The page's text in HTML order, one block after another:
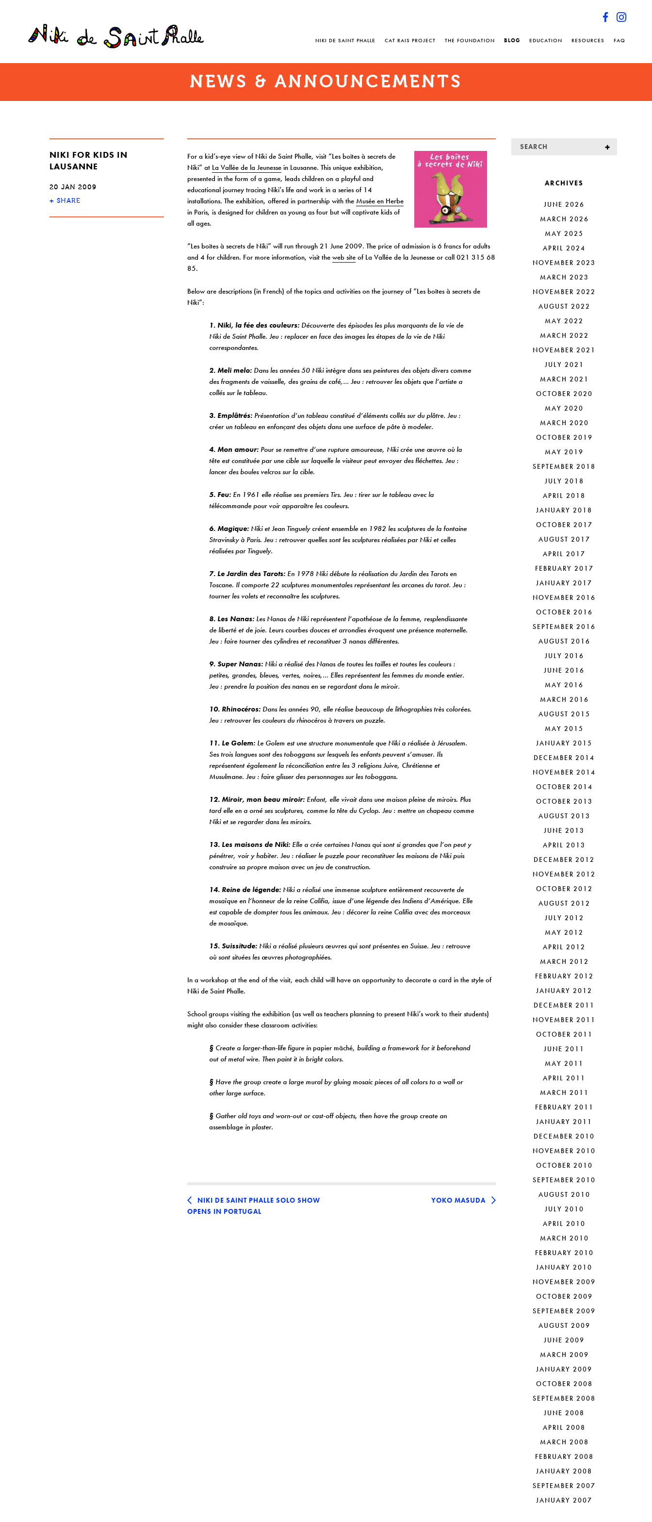
NIKI DE SAINT PHALLE CAT RAIS PROJECT THE FOUNDATION BLOG EDUCATION RESOURCES FAQ
NEWS & ANNOUNCEMENTS
NIKI FOR KIDS IN
LAUSANNE
20 JAN 2009
+ SHARE
For a kid’s-eye view of Niki de Saint Phalle, visit “Les boîtes à secrets de
Niki” at La Vallée de la Jeunesse in Lausanne. This unique exhibition,
presented in the form of a game, leads children on a playful and
educational journey tracing Niki’s life and work in a series of 14
installations. The exhibition, offered in partnership with the Musée en Herbe
in Paris, is designed for children as young as four but will captivate kids of
all ages.
“Les boîtes à secrets de Niki” will run through 21 June 2009. The price of admission is 6 francs for adults
and 4 for children. For more information, visit theweb site of La Vallée de la Jeunesse or call 021 315 68
85.
Below are descriptions (in French) of the topics and activities on the journey of “Les boîtes à secrets de
Niki”:
1. Niki, la fée des couleurs: Découverte des épisodes les plus marquants de la vie de
Niki de Saint Phalle. Jeu : replacer en face des images les étapes de la vie de Niki
correspondantes.
2. Meli melo: Dans les années 50 Niki intègre dans ses peintures des objets divers comme
des fragments de vaisselle, des grains de café,… Jeu : retrouver les objets que l’artiste a
collés sur le tableau.
3. Emplâtrés: Présentation d’un tableau constitué d’éléments collés sur du plâtre. Jeu :
créer un tableau en enfonçant des objets dans une surface de pâte à modeler.
4. Mon amour: Pour se remettre d’une rupture amoureuse, Niki crée une œuvre où la
tête est constituée par une cible sur laquelle le visiteur peut envoyer des fléchettes. Jeu :
lancer des boules velcros sur la cible.
5. Feu: En 1961 elle réalise ses premiers Tirs. Jeu : tirer sur le tableau avec la
télécommande pour voir apparaître les couleurs.
6. Magique: Niki et Jean Tinguely créent ensemble en 1982 les sculptures de la fontaine
Stravinsky à Paris. Jeu : retrouver quelles sont les sculptures réalisées par Niki et celles
réalisées par Tinguely.
7. Le Jardin des Tarots: En 1978 Niki débute la réalisation du Jardin des Tarots en
Toscane. Il comporte 22 sculptures monumentales représentant les arcanes du tarot. Jeu :
tourner les volets et reconnaître les sculptures.
8. Les Nanas: Les Nanas de Niki représentent l’apothéose de la femme, resplendissante
de liberté et de joie. Leurs courbes douces et arrondies évoquent une présence maternelle.
Jeu : faire tourner des cylindres et reconstituer 3 nanas différentes.
9. Super Nanas: Niki a réalisé des Nanas de toutes les tailles et toutes les couleurs :
petites, grandes, bleues, vertes, noires,… Elles représentent les femmes du monde entier.
Jeu : prendre la position des nanas en se regardant dans le miroir.
10. Rhinocéros: Dans les années 90, elle réalise beaucoup de lithographies très colorées.
Jeu : retrouver les couleurs du rhinocéros à travers un puzzle.
11. Le Golem: Le Golem est une structure monumentale que Niki a réalisée à Jérusalem.
Ses trois langues sont des toboggans sur lesquels les enfants peuvent s’amuser. Ils
représentent également la réconciliation entre les 3 religions Juive, Chrétienne et
Musulmane. Jeu : faire glisser des personnages sur les toboggans.
12. Miroir, mon beau miroir: Enfant, elle vivait dans une maison pleine de miroirs. Plus
tard elle en a orné ses sculptures, comme la tête du Cyclop. Jeu : mettre un chapeau comme
Niki et se regarder dans les miroirs.
13. Les maisons de Niki: Elle a crée certaines Nanas qui sont si grandes que l’on peut y
pénétrer, voir y habiter. Jeu : réaliser le puzzle pour reconstituer les maisons de Niki puis
construire sa propre maison avec un jeu de construction.
14. Reine de légende: Niki a réalisé une immense sculpture entièrement recouverte de
mosaïque en l’honneur de la reine Califia, issue d’une légende des Indiens d’Amérique. Elle
est capable de dompter tous les animaux. Jeu : décorer la reine Califia avec des morceaux
de mosaïque.
15. Suissitude: Niki a réalisé plusieurs œuvres qui sont présentes en Suisse. Jeu : retrouve
où sont situées les œuvres photographiées.
In a workshop at the end of the visit, each child will have an opportunity to decorate a card in the style of
Niki de Saint Phalle.
School groups visiting the exhibition (as well as teachers planning to present Niki’s work to their students)
might also consider these classroom activities:
§ Create a larger-than-life figure in papier mâché, building a framework for it beforehand
out of metal wire. Then paint it in bright colors.
§ Have the group create a large mural by gluing mosaic pieces of all colors to a wall or
other large surface.
§ Gather old toys and worn-out or cast-off objects, then have the group create an
assemblage in plaster.
NIKI DE SAINT PHALLE SOLO SHOW
OPENS IN PORTUGAL
YOKO MASUDA
ARCHIVES
JUNE 2026
MARCH 2026
MAY 2025
APRIL 2024
NOVEMBER 2023
MARCH 2023
NOVEMBER 2022
AUGUST 2022
MAY 2022
MARCH 2022
NOVEMBER 2021
JULY 2021
MARCH 2021
OCTOBER 2020
MAY 2020
MARCH 2020
OCTOBER 2019
MAY 2019
SEPTEMBER 2018
JULY 2018
APRIL 2018
JANUARY 2018
OCTOBER 2017
AUGUST 2017
APRIL 2017
FEBRUARY 2017
JANUARY 2017
NOVEMBER 2016
OCTOBER 2016
SEPTEMBER 2016
AUGUST 2016
JULY 2016
JUNE 2016
MAY 2016
MARCH 2016
AUGUST 2015
MAY 2015
JANUARY 2015
DECEMBER 2014
NOVEMBER 2014
OCTOBER 2014
OCTOBER 2013
AUGUST 2013
JUNE 2013
APRIL 2013
DECEMBER 2012
NOVEMBER 2012
OCTOBER 2012
AUGUST 2012
JULY 2012
MAY 2012
APRIL 2012
MARCH 2012
FEBRUARY 2012
JANUARY 2012
DECEMBER 2011
NOVEMBER 2011
OCTOBER 2011
JUNE 2011
MAY 2011
APRIL 2011
MARCH 2011
FEBRUARY 2011
JANUARY 2011
DECEMBER 2010
NOVEMBER 2010
OCTOBER 2010
SEPTEMBER 2010
AUGUST 2010
JULY 2010
APRIL 2010
MARCH 2010
FEBRUARY 2010
JANUARY 2010
NOVEMBER 2009
OCTOBER 2009
SEPTEMBER 2009
AUGUST 2009
JUNE 2009
MARCH 2009
JANUARY 2009
OCTOBER 2008
SEPTEMBER 2008
JUNE 2008
APRIL 2008
MARCH 2008
FEBRUARY 2008
JANUARY 2008
SEPTEMBER 2007
JANUARY 2007